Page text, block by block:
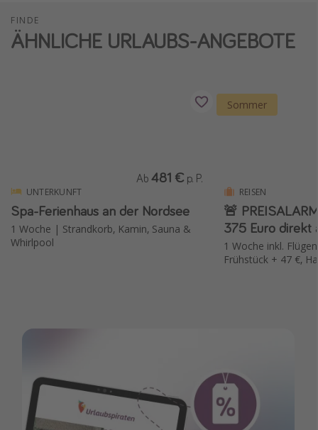
FINDE
ÄHNLICHE URLAUBS-ANGEBOTE
UNTERKUNFT
Spa-Ferienhaus an der Nordsee
1 Woche | Strandkorb, Kamin, Sauna &
Whirlpool
Ab 481 € p. P.
Sommer
REISEN
🚨
375 Euro
1 Woche inkl.
Frühstück + 47 €,